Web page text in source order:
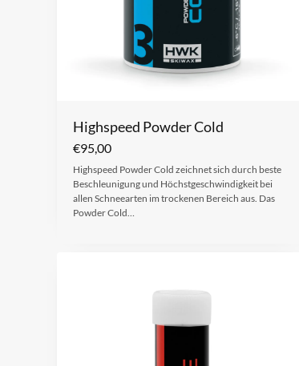
Highspeed Powder Cold
€95,00
Highspeed Powder Cold zeichnet sich durch beste
Beschleunigung und Höchstgeschwindigkeit bei
allen Schneearten im trockenen Bereich aus. Das
Powder Cold…